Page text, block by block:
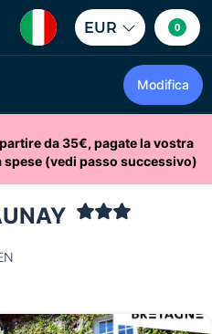
EUR 0
Modifica
da 35€, pagate la vostra
(vedi passo successivo)